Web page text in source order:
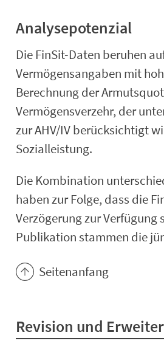
Analysepotenzial
Die FinSit-Daten beruhen
Vermögensangaben mit
Berechnung der
Vermögensverzehr, der
zur AHV/IV berücksichtigt
Sozialleistung.
Die Kombination
haben zur Folge, dass die
Verzögerung zur
Publikation stammen die
Seitenanfang
Revision und